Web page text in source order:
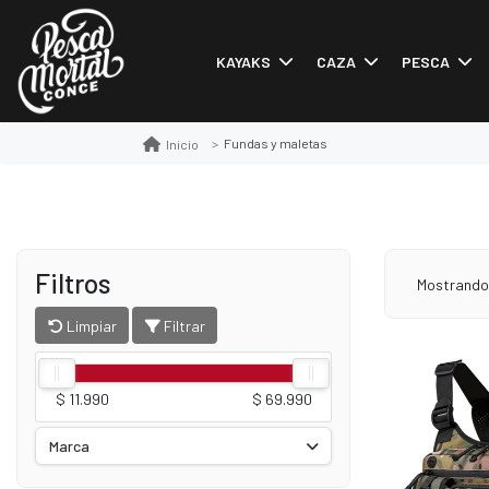
KAYAKS CAZA PESCA
Inicio Fundas y maletas
Filtros
Limpiar Filtrar
$ 11.990 $ 69.990
Marca
Mostrando